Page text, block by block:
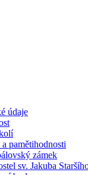
údaje
pamětihodnosti
zámek
sv. Jakuba